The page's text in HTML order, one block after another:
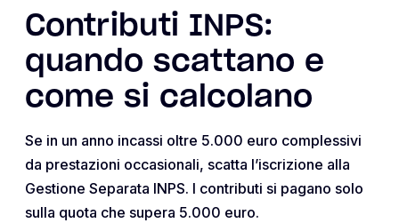
Contributi INPS:
quando scattano e
come si calcolano
Se in un anno incassi oltre 5.000 euro complessivi
da prestazioni occasionali, scatta l’iscrizione alla
Gestione Separata INPS. I contributi si pagano solo
sulla quota che supera 5.000 euro.